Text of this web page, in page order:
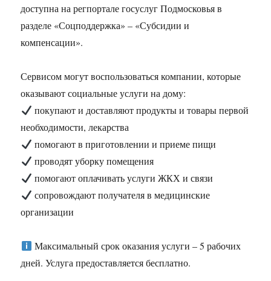
доступна на регпортале госуслуг Подмосковья в
разделе «Соцподдержка» – «Субсидии и
компенсации».
Сервисом могут воспользоваться компании, которые
оказывают социальные услуги на дому:
покупают и доставляют продукты и товары первой
необходимости, лекарства
помогают в приготовлении и приеме пищи
проводят уборку помещения
помогают оплачивать услуги ЖКХ и связи
сопровождают получателя в медицинские
организации
Максимальный срок оказания услуги – 5 рабочих
дней. Услуга предоставляется бесплатно.